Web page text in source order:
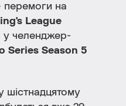
перемоги на
League
у челенджер-
Series Season 5
шістнадцятому